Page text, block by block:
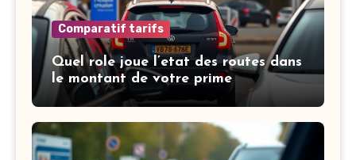
Comparatif tarifs
Quel role joue l’etat des routes dans
le montant de votre prime